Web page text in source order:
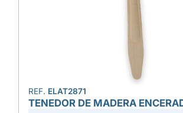
REF. ELAT2871
TENEDOR DE MADERA